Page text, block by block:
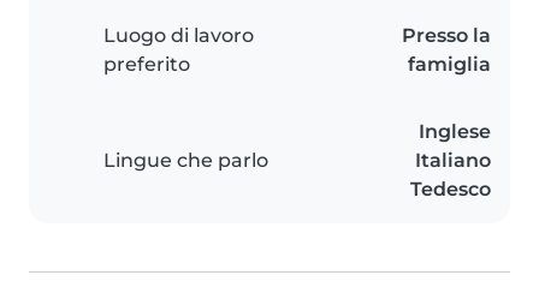
Luogo di lavoro
preferito
Presso la
famiglia
Lingue che parlo
Inglese
Italiano
Tedesco